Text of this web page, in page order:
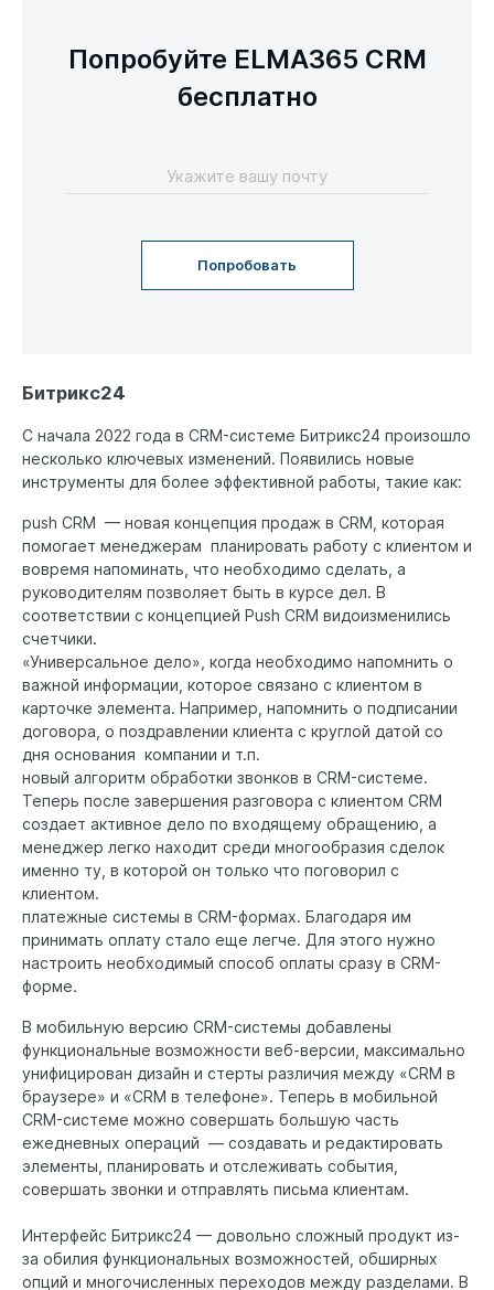
Попробуйте ELMA365 CRM
бесплатно
Попробовать
Битрикс24
С начала 2022 года в CRM-системе Битрикс24 произошло
несколько ключевых изменений. Появились новые
инструменты для более эффективной работы, такие как:
push CRM — новая концепция продаж в CRM, которая
помогает менеджерам планировать работу с клиентом и
вовремя напоминать, что необходимо сделать, а
руководителям позволяет быть в курсе дел. В
соответствии с концепцией Push CRM видоизменились
счетчики.
«Универсальное дело», когда необходимо напомнить о
важной информации, которое связано с клиентом в
карточке элемента. Например, напомнить о подписании
договора, о поздравлении клиента с круглой датой со
дня основания компании и т.п.
новый алгоритм обработки звонков в CRM-системе.
Теперь после завершения разговора с клиентом CRM
создает активное дело по входящему обращению, а
менеджер легко находит среди многообразия сделок
именно ту, в которой он только что поговорил с
клиентом.
платежные системы в CRM-формах. Благодаря им
принимать оплату стало еще легче. Для этого нужно
настроить необходимый способ оплаты сразу в CRM-
форме.
В мобильную версию CRM-системы добавлены
функциональные возможности веб-версии, максимально
унифицирован дизайн и стерты различия между «CRM в
браузере» и «CRM в телефоне». Теперь в мобильной
CRM-системе можно совершать большую часть
ежедневных операций — создавать и редактировать
элементы, планировать и отслеживать события,
совершать звонки и отправлять письма клиентам.
Интерфейс Битрикс24 — довольно сложный продукт из-
за обилия функциональных возможностей, обширных
опций и многочисленных переходов между разделами. В